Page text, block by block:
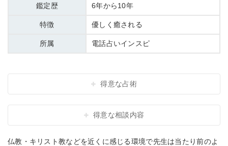
鑑定歴 6年から10年
特徴 優しく癒される
所属 電話占いインスピ
得意な占術
得意な相談内容
仏教・キリスト教などを近くに感じる環境で先生は当たり前のよ